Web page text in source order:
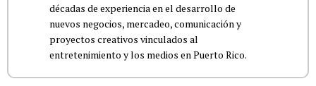
décadas de experiencia en el desarrollo de
nuevos negocios, mercadeo, comunicación y
proyectos creativos vinculados al